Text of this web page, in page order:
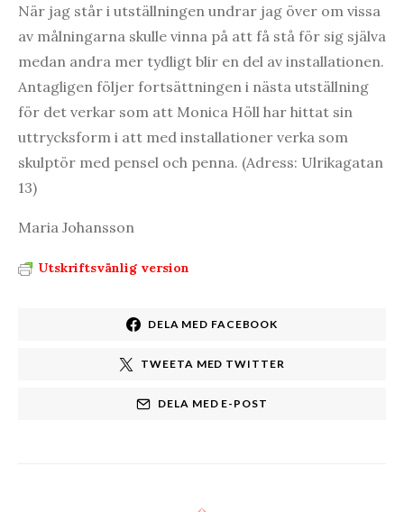
När jag står i utställningen undrar jag över om vissa
av målningarna skulle vinna på att få stå för sig själva
medan andra mer tydligt blir en del av installationen.
Antagligen följer fortsättningen i nästa utställning
för det verkar som att Monica Höll har hittat sin
uttrycksform i att med installationer verka som
skulptör med pensel och penna. (Adress: Ulrikagatan
13)
Maria Johansson
Utskriftsvänlig version
DELA MED FACEBOOK
TWEETA MED TWITTER
DELA MED E-POST